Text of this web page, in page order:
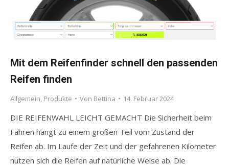
Mit dem Reifenfinder schnell den passenden
Reifen finden
Allgemein, Produkte Von Bettina 14. Februar 2024
DIE REIFENWAHL LEICHT GEMACHT Die Sicherheit beim
Fahren hängt zu einem großen Teil vom Zustand der
Reifen ab. Im Laufe der Zeit und der gefahrenen Kilometer
nutzen sich die Reifen auf natürliche Weise ab. Die